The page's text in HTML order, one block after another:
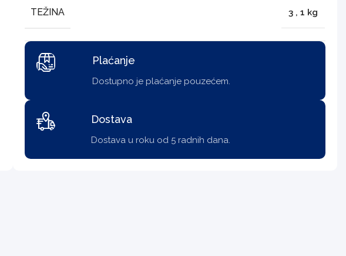
TEŽINA 3 ,1 kg
Plaćanje
Dostupno je plaćanje pouzećem.
Dostava
Dostava u roku od 5 radnih dana.